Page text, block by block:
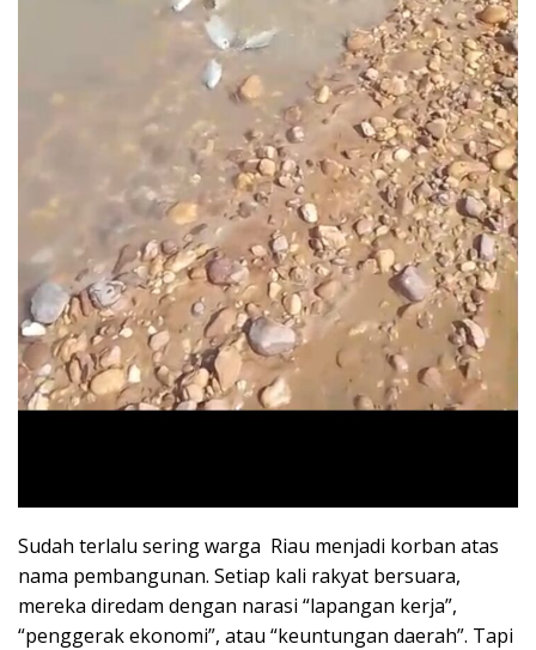
Sudah terlalu sering warga Riau menjadi korban atas
nama pembangunan. Setiap kali rakyat bersuara,
mereka diredam dengan narasi “lapangan kerja”,
“penggerak ekonomi”, atau “keuntungan daerah”. Tapi